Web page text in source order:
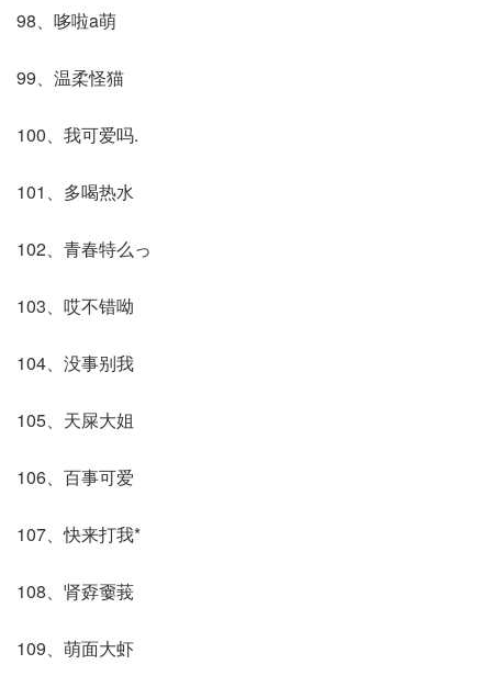
98、哆啦a萌
99、温柔怪猫
100、我可爱吗.
101、多喝热水
102、青春特么っ
103、哎不错呦
104、没事别我
105、天屎大姐
106、百事可爱
107、快来打我*
108、肾孬嫑莪
109、萌面大虾